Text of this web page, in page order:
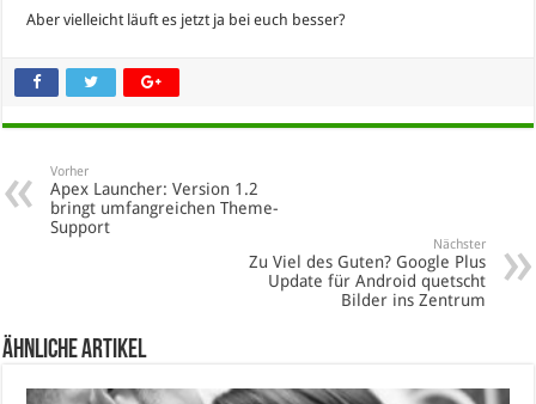
Aber vielleicht läuft es jetzt ja bei euch besser?
Vorher
Apex Launcher: Version 1.2
bringt umfangreichen Theme-
Support
Nächster
Zu Viel des Guten? Google Plus
Update für Android quetscht
Bilder ins Zentrum
Ähnliche Artikel